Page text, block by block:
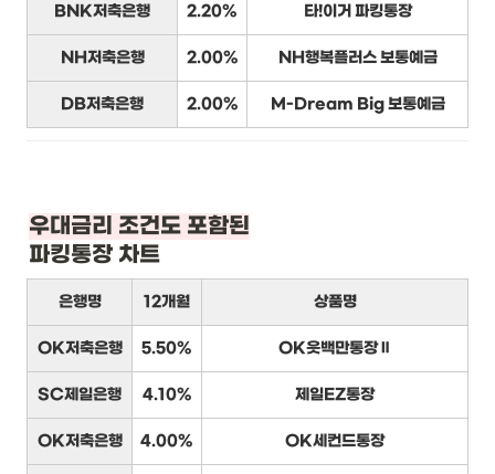
BNK저축은행 2.20% 타!이거 파킹통장
NH저축은행 2.00% NH행복플러스 보통예금
DB저축은행 2.00% M-Dream Big 보통예금
우대금리 조건도 포함된
파킹통장 차트
은행명 12개월 상품명
OK저축은행 5.50% OK읏백만통장Ⅱ
SC제일은행 4.10% 제일EZ통장
OK저축은행 4.00% OK세컨드통장